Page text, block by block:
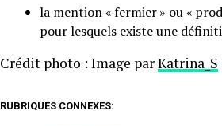
la mention « fermier » ou «
pour lesquels existe une
Crédit photo : Image parKatrina_S
RUBRIQUES CONNEXES: